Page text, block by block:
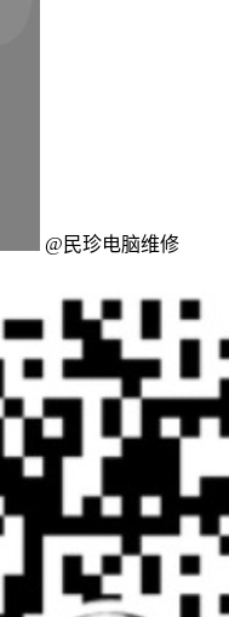
@民珍电脑维修